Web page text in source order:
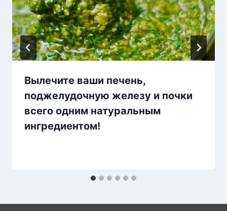
Вылечите ваши печень,
поджелудочную железу и почки
всего одним натуральным
ингредиентом!